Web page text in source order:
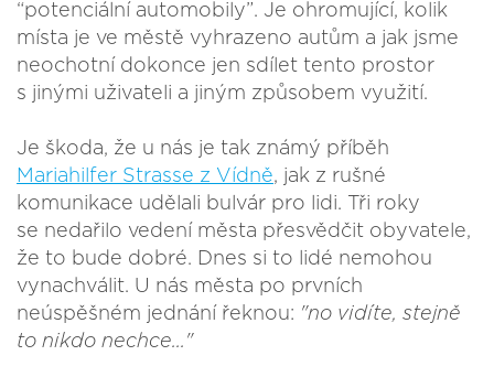
“potenciální automobily”. Je ohromující, kolik
místa je ve městě vyhrazeno autům a jak jsme
neochotní dokonce jen sdílet tento prostor
s jinými uživateli a jiným způsobem využití.
Je škoda, že u nás je tak známý příběh
Mariahilfer Strasse z Vídně, jak z rušné
komunikace udělali bulvár pro lidi. Tři roky
se nedařilo vedení města přesvědčit obyvatele,
že to bude dobré. Dnes si to lidé nemohou
vynachválit. U nás města po prvních
neúspěšném jednání řeknou: "no vidíte, stejně
to nikdo nechce..."